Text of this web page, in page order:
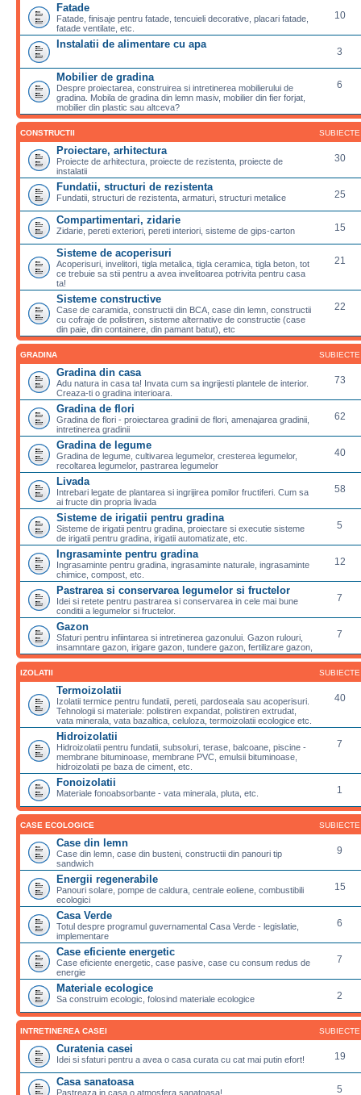
Fatade
Fatade, finisaje pentru fatade, tencuieli decorative, placari fatade,
fatade ventilate, etc.
10
Instalatii de alimentare cu apa
3
Mobilier de gradina
Despre proiectarea, construirea si intretinerea mobilierului de
gradina. Mobila de gradina din lemn masiv, mobilier din fier forjat,
mobilier din plastic sau altceva?
6
CONSTRUCTII SUBIECTE
Proiectare, arhitectura
Proiecte de arhitectura, proiecte de rezistenta, proiecte de
instalatii
30
Fundatii, structuri de rezistenta
Fundatii, structuri de rezistenta, armaturi, structuri metalice 25
Compartimentari, zidarie
Zidarie, pereti exteriori, pereti interiori, sisteme de gips-carton 15
Sisteme de acoperisuri
Acoperisuri, invelitori, tigla metalica, tigla ceramica, tigla beton, tot
ce trebuie sa stii pentru a avea invelitoarea potrivita pentru casa
ta!
21
Sisteme constructive
Case de caramida, constructii din BCA, case din lemn, constructii
cu cofraje de polistiren, sisteme alternative de constructie (case
din paie, din containere, din pamant batut), etc
22
GRADINA SUBIECTE
Gradina din casa
Adu natura in casa ta! Invata cum sa ingrijesti plantele de interior.
Creaza-ti o gradina interioara.
73
Gradina de flori
Gradina de flori - proiectarea gradinii de flori, amenajarea gradinii,
intretinerea gradinii
62
Gradina de legume
Gradina de legume, cultivarea legumelor, cresterea legumelor,
recoltarea legumelor, pastrarea legumelor
40
Livada
Intrebari legate de plantarea si ingrijirea pomilor fructiferi. Cum sa
ai fructe din propria livada
58
Sisteme de irigatii pentru gradina
Sisteme de irigatii pentru gradina, proiectare si executie sisteme
de irigatii pentru gradina, irigatii automatizate, etc.
5
Ingrasaminte pentru gradina
Ingrasaminte pentru gradina, ingrasaminte naturale, ingrasaminte
chimice, compost, etc.
12
Pastrarea si conservarea legumelor si fructelor
Idei si retete pentru pastrarea si conservarea in cele mai bune
conditii a legumelor si fructelor.
7
Gazon
Sfaturi pentru infiintarea si intretinerea gazonului. Gazon rulouri,
insamntare gazon, irigare gazon, tundere gazon, fertilizare gazon,
7
IZOLATII SUBIECTE
Termoizolatii
Izolatii termice pentru fundatii, pereti, pardoseala sau acoperisuri.
Tehnologii si materiale: polistiren expandat, polistiren extrudat,
vata minerala, vata bazaltica, celuloza, termoizolatii ecologice etc.
40
Hidroizolatii
Hidroizolatii pentru fundatii, subsoluri, terase, balcoane, piscine -
membrane bituminoase, membrane PVC, emulsii bituminoase,
hidroizolatii pe baza de ciment, etc.
7
Fonoizolatii
Materiale fonoabsorbante - vata minerala, pluta, etc. 1
CASE ECOLOGICE SUBIECTE
Case din lemn
Case din lemn, case din busteni, constructii din panouri tip
sandwich
9
Energii regenerabile
Panouri solare, pompe de caldura, centrale eoliene, combustibili
ecologici
15
Casa Verde
Totul despre programul guvernamental Casa Verde - legislatie,
implementare
6
Case eficiente energetic
Case eficiente energetic, case pasive, case cu consum redus de
energie
7
Materiale ecologice
Sa construim ecologic, folosind materiale ecologice 2
INTRETINEREA CASEI SUBIECTE
Curatenia casei
Idei si sfaturi pentru a avea o casa curata cu cat mai putin efort! 19
Casa sanatoasa
Pastreaza in casa o atmosfera sanatoasa! 5